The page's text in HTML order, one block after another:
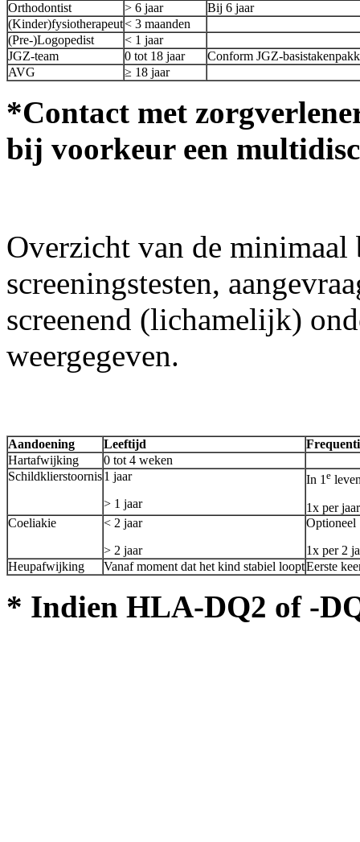
Orthodontist
> 6 jaar
Bij 6 jaar
(Kinder)fysiotherapeut< 3 maanden
(Pre-)Logopedist
< 1 jaar
JGZ-team
0 tot 18 jaar
Conform JGZ-
AVG
≥ 18 jaar
*Contact met
bij voorkeur een
Overzicht van de minimaal
screeningstesten,
screenend (lichamelijk)
weergegeven.
Aandoening Leeftijd
Hartafwijking
0 tot 4 weken
Schildklierstoornis1 jaar
> 1 jaar
In 1e
1x per jaar
Coeliakie
< 2 jaar
> 2 jaar
Optioneel
1x per 2
Heupafwijking
Vanaf moment dat het kind stabiel looptEerste
* Indien HLA-DQ2 of -